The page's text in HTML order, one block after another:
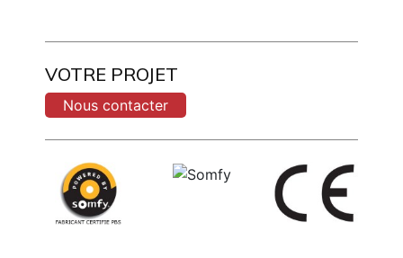
VOTRE PROJET
Nous contacter